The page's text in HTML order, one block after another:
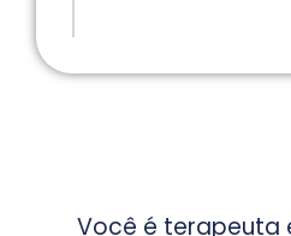
Você é terapeuta